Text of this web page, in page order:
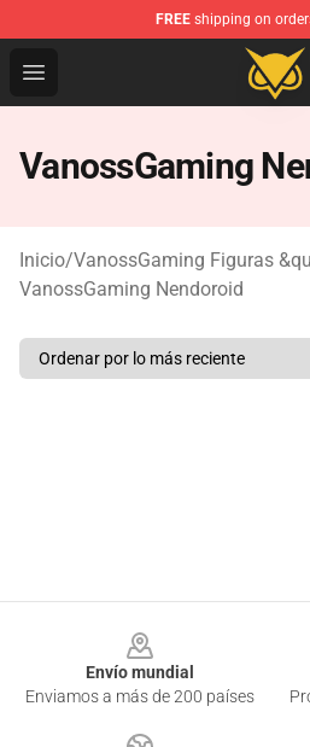
FREE shipping on
Open menu
Vanossgaming Store -
VanossGaming
Inicio/VanossGaming Figuras
VanossGaming Nendoroid
Envío mundial
Enviamos a más de 200 países